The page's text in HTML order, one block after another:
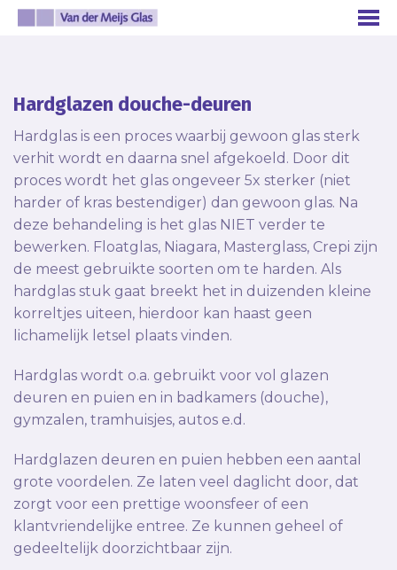
Hardglazen douche-deuren
Hardglas is een proces waarbij gewoon glas sterk
verhit wordt en daarna snel afgekoeld. Door dit
proces wordt het glas ongeveer 5x sterker (niet
harder of kras bestendiger) dan gewoon glas. Na
deze behandeling is het glas NIET verder te
bewerken. Floatglas, Niagara, Masterglass, Crepi zijn
de meest gebruikte soorten om te harden. Als
hardglas stuk gaat breekt het in duizenden kleine
korreltjes uiteen, hierdoor kan haast geen
lichamelijk letsel plaats vinden.
Hardglas wordt o.a. gebruikt voor vol glazen
deuren en puien en in badkamers (douche),
gymzalen, tramhuisjes, autos e.d.
Hardglazen deuren en puien hebben een aantal
grote voordelen. Ze laten veel daglicht door, dat
zorgt voor een prettige woonsfeer of een
klantvriendelijke entree. Ze kunnen geheel of
gedeeltelijk doorzichtbaar zijn.